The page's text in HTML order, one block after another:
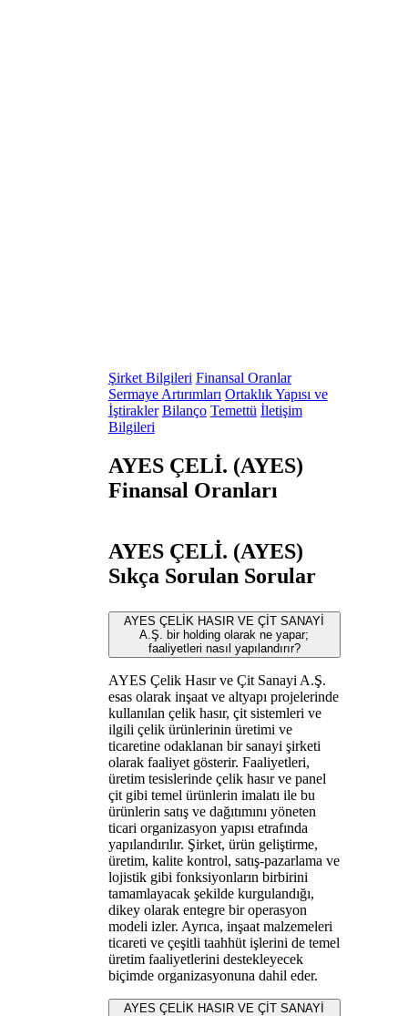
Şirket Bilgileri Finansal Oranlar
Sermaye Artırımları Ortaklık Yapısı ve
İştirakler Bilanço Temettü İletişim
Bilgileri
AYES ÇELİ. (AYES)
Finansal Oranları
AYES ÇELİ. (AYES)
Sıkça Sorulan Sorular
AYES ÇELİK HASIR VE ÇİT SANAYİ
A.Ş. bir holding olarak ne yapar;
faaliyetleri nasıl yapılandırır?
AYES Çelik Hasır ve Çit Sanayi A.Ş.
esas olarak inşaat ve altyapı projelerinde
kullanılan çelik hasır, çit sistemleri ve
ilgili çelik ürünlerinin üretimi ve
ticaretine odaklanan bir sanayi şirketi
olarak faaliyet gösterir. Faaliyetleri,
üretim tesislerinde çelik hasır ve panel
çit gibi temel ürünlerin imalatı ile bu
ürünlerin satış ve dağıtımını yöneten
ticari organizasyon yapısı etrafında
yapılandırılır. Şirket, ürün geliştirme,
üretim, kalite kontrol, satış-pazarlama ve
lojistik gibi fonksiyonların birbirini
tamamlayacak şekilde kurgulandığı,
dikey olarak entegre bir operasyon
modeli izler. Ayrıca, inşaat malzemeleri
ticareti ve çeşitli taahhüt işlerini de temel
üretim faaliyetlerini destekleyecek
biçimde organizasyonuna dahil eder.
AYES ÇELİK HASIR VE ÇİT SANAYİ